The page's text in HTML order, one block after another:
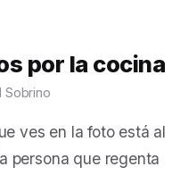
por la cocina
Sobrino
ves en la foto está al
persona que regenta